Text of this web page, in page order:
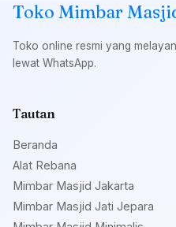
Toko Mimbar
Toko online resmi yang
lewat WhatsApp.
Tautan
Beranda
Alat Rebana
Mimbar Masjid Jakarta
Mimbar Masjid Jati Jepara